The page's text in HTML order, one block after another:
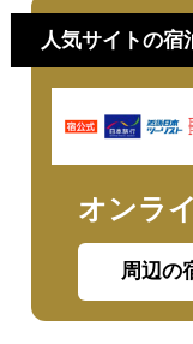
人気サイトの宿
オンラ
周辺の